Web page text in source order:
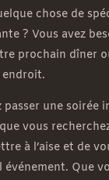
chose de
? Vous avez
prochain dîner
endroit.
passer une soirée
vous
à l’aise et de
événement. Que